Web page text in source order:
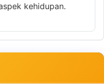
kehidupan.